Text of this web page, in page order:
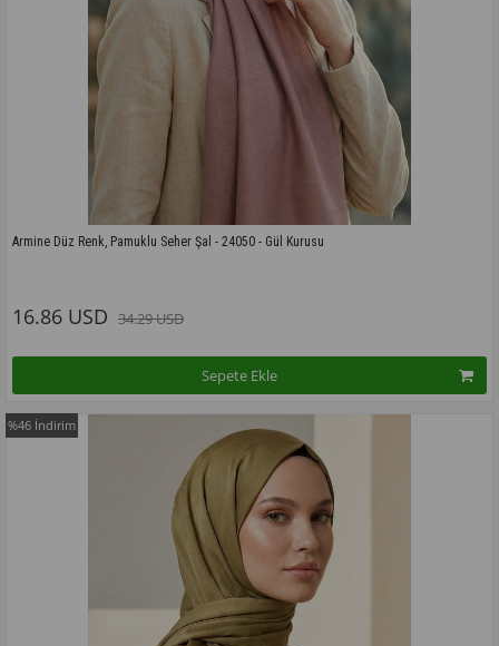
Armine Düz Renk, Pamuklu Seher Şal - 24050 - Gül Kurusu
Bu modelin tüm renkleri için tıklayınız
16.86 USD 34.29 USD
Sepete Ekle
%46 İndirim